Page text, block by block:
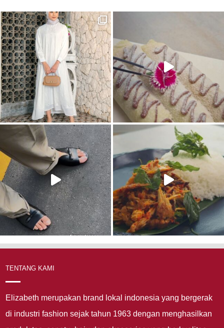
TENTANG KAMI
Elizabeth merupakan brand lokal indonesia yang bergerak
di industri fashion sejak tahun 1963 dengan menghasilkan